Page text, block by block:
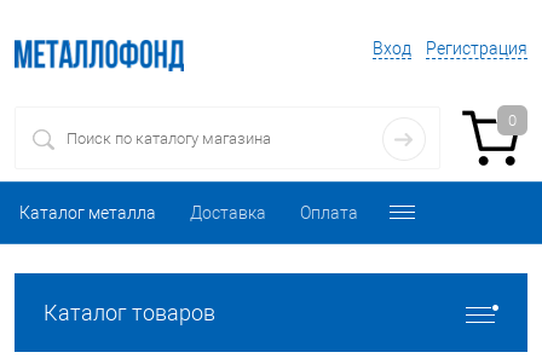
Вход Регистрация
0
Каталог металла Доставка Оплата
Каталог товаров